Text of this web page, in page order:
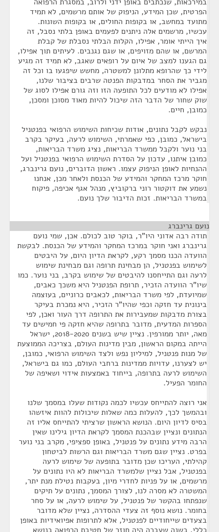
הפרטית, שכן המידע, הניפוק של אותם מרשמים, לא תמיד
מתועד במחשב, או בקופות החולים, או בקופות השונות.
עכשיו, מרשמים אלה ניתנים לפעמים באופן בלתי נסבל, זה
איך הייתי אומר, אפילו, הקלות הבלתי נסבלת של קבלת
המרשם, או שהם מזויפים, או שגם נגנבים. לעיתים תוך אפילו,
גם הגענו למצב של איום על רופאים שאגב, לא תמיד זה מגיע
לידי כך שהרופא מתלונן למשטרה, מחשש שיפגעו בו וכל זה
מגביר את הסחר במדבקות הפנטה שרבים בציבור שלנו,
אפילו לא מודעים לכל התופעה הזו וזה גורם אפילו לסוג של
שוק שחור של הדבר הזה שיכול להיות מאוד מסוכן ומסכן,
כמובן, חיים.
נבקש לקבל נתונים, אודות שכיחות השימוש הרפואי בפנטניל
בישראל, כמובן, כפי שאמרתי, השימוש לרעה, בעיקר בקרב
בני נוער ולקבל ממשרד הבריאות, נציג משרד הבריאות,
כמובן איתנו, עדכון על הסדרת השימוש הרפואי בפנטניל ועל
ההנחיות לאופן הניפוק עצמו. ראשון הדוברים, נועם גרינברג,
חוקר מרכז המחקר והמידע של הכנסת ולאחר מכן, אנחנו
נשמע את דוקטור רוני ברקוביץ, מנהל אגף אכיפה, פיקוח
במשרד הבריאות. זכות הדיבור שלך נועם.
נועם גרינברג
תודה רבה אדוני היו"ר, בוקר טוב לכולם. אכן, שמי נועם
גרינברג ואני חוקר במרכז המחקר והמידע של הכנסת. לבקשת
הוועדה הכנו מסמך רקע, לקראת הדיון היום, על היבטים
לשימוש בפנטניל, הן מבחינת תרופה וגם מבחינת שימוש
לרעה וגם התייחסנו להיבטים של שימוש בקרב, בני נוער. כמו
שיו"ר הוועדה הזכיר, תרופת הפנטניל היא משכך כאבים,
שמיועדת, לפי משרד הבריאות, לכאבים כרוניים, בעוצמה
בינונית עד חזקה וכפי שהיו"ר הזכיר, היא נמכרת בעיקר
בצורת מדבקות שמעבירות את התרופה דרך העור ואכן, לפי
הספרות המדעית, מדובר בתרופה שהיא חזקה פי חמישים עד
מאה, יותר ממורפין. נציין שיש בשנים 2018-2020, ישראל
הייתה במקום הראשון, מבין מדינות העולם, בצריכה הממוצעת
של מנות פנטניל, למיליון נפש ולצד השימוש הרפואי, כמובן,
יש לצערנו, עדויות ממדינות ברחבי העולם, כמו גם בישראל,
השימוש לרעה בתרופה, בייחוד באמצעות אידוי ושאיפה של
החומר הפעיל.
אני רוצה להתייחס עכשיו לכמה נקודות שעלו במסמך שלנו
ובהמשך לכך, להעלות כמה שאלות שיכולות להוות איזשהו
בסיס לדיון היום. הנושא הראשון שרציתי להתייחס אליו זה
הנתונים ונציין שבהכנת המסמך לקראת הדיון גילינו שאין
הרבה מידע נתונים על פנטניל, באופן ספציפי, מקרב בני נוער
בפרט. נציין שגם משרד הבריאות וגם הרשות לביטחון
קהילתי, העריכו שכן מדובר בתופעה של שימוש לרעה
בפנטניל, אבל נציין שלמשרד הבריאות לא היו נתונים על
מרשמים, או על פניות לחדרי מיון, בעקבות נטילת מנת יתר,
המשטרה לא מסרה לנו, לצורך המסמך, נתונים על תיקים
שנפתחו בהקשר של פנטניל, על שימוש לרעה, או על סחר
בחומר. נושא נוסף זה צעדי ההסדרה, נציין שלא מדובר
בצעדים שייחודיים לפנטניל, אלא לתרופות אפיואידיות באופן